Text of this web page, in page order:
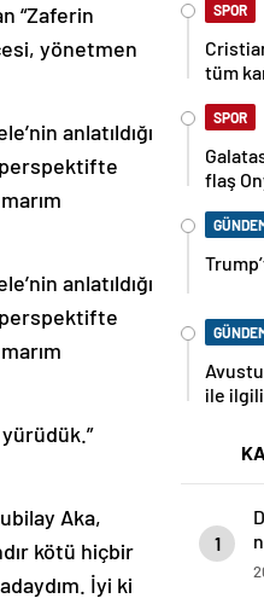
“Zaferin
yönetmen
anlatıldığı
perspektifte
anlatıldığı
perspektifte
Aka,
kötü hiçbir
İyi ki
SPOR
tüm
SPOR
flaş
ile
1